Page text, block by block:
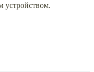
устройством.